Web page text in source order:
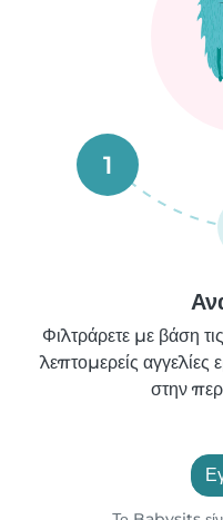
1
Φιλτράρετε με βάση
λεπτομερείς αγγελίες
στην